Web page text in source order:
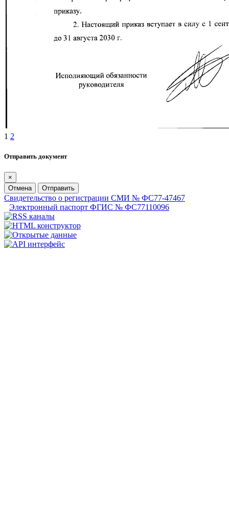
1 2
Отправить документ
×
Отмена
Отправить
Свидетельство о регистрации СМИ № ФС77-47467
Электронный паспорт ФГИС № ФС77110096